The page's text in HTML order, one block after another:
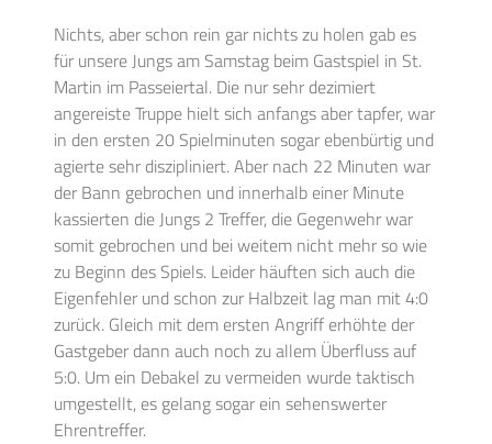
Nichts, aber schon rein gar nichts zu holen gab es
für unsere Jungs am Samstag beim Gastspiel in St.
Martin im Passeiertal. Die nur sehr dezimiert
angereiste Truppe hielt sich anfangs aber tapfer, war
in den ersten 20 Spielminuten sogar ebenbürtig und
agierte sehr diszipliniert. Aber nach 22 Minuten war
der Bann gebrochen und innerhalb einer Minute
kassierten die Jungs 2 Treffer, die Gegenwehr war
somit gebrochen und bei weitem nicht mehr so wie
zu Beginn des Spiels. Leider häuften sich auch die
Eigenfehler und schon zur Halbzeit lag man mit 4:0
zurück. Gleich mit dem ersten Angriff erhöhte der
Gastgeber dann auch noch zu allem Überfluss auf
5:0. Um ein Debakel zu vermeiden wurde taktisch
umgestellt, es gelang sogar ein sehenswerter
Ehrentreffer.